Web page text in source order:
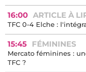
16:00 ARTICLE À
TFC 0-4 Elche :
15:45 FÉMININES
Mercato féminines :
TFC ?